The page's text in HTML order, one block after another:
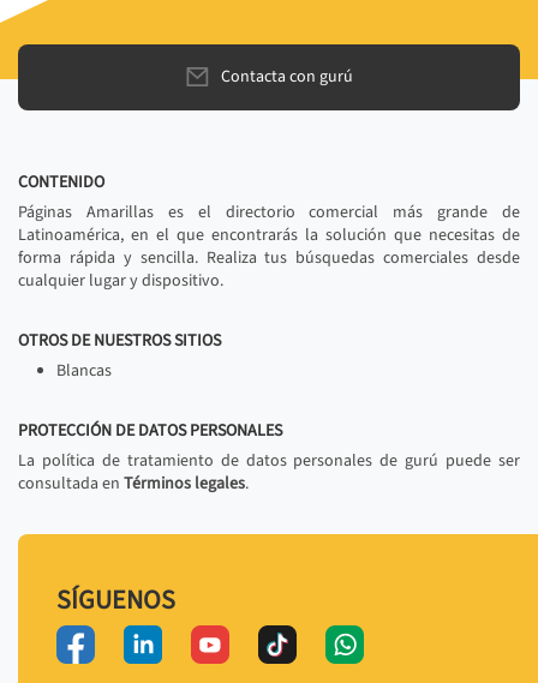
Contacta con gurú
CONTENIDO
Páginas Amarillas es el directorio comercial más grande de
Latinoamérica, en el que encontrarás la solución que necesitas de
forma rápida y sencilla. Realiza tus búsquedas comerciales desde
cualquier lugar y dispositivo.
OTROS DE NUESTROS SITIOS
Blancas
PROTECCIÓN DE DATOS PERSONALES
La política de tratamiento de datos personales de gurú puede ser
consultada en Términos legales.
SÍGUENOS